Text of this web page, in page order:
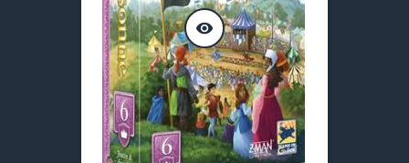
visibility